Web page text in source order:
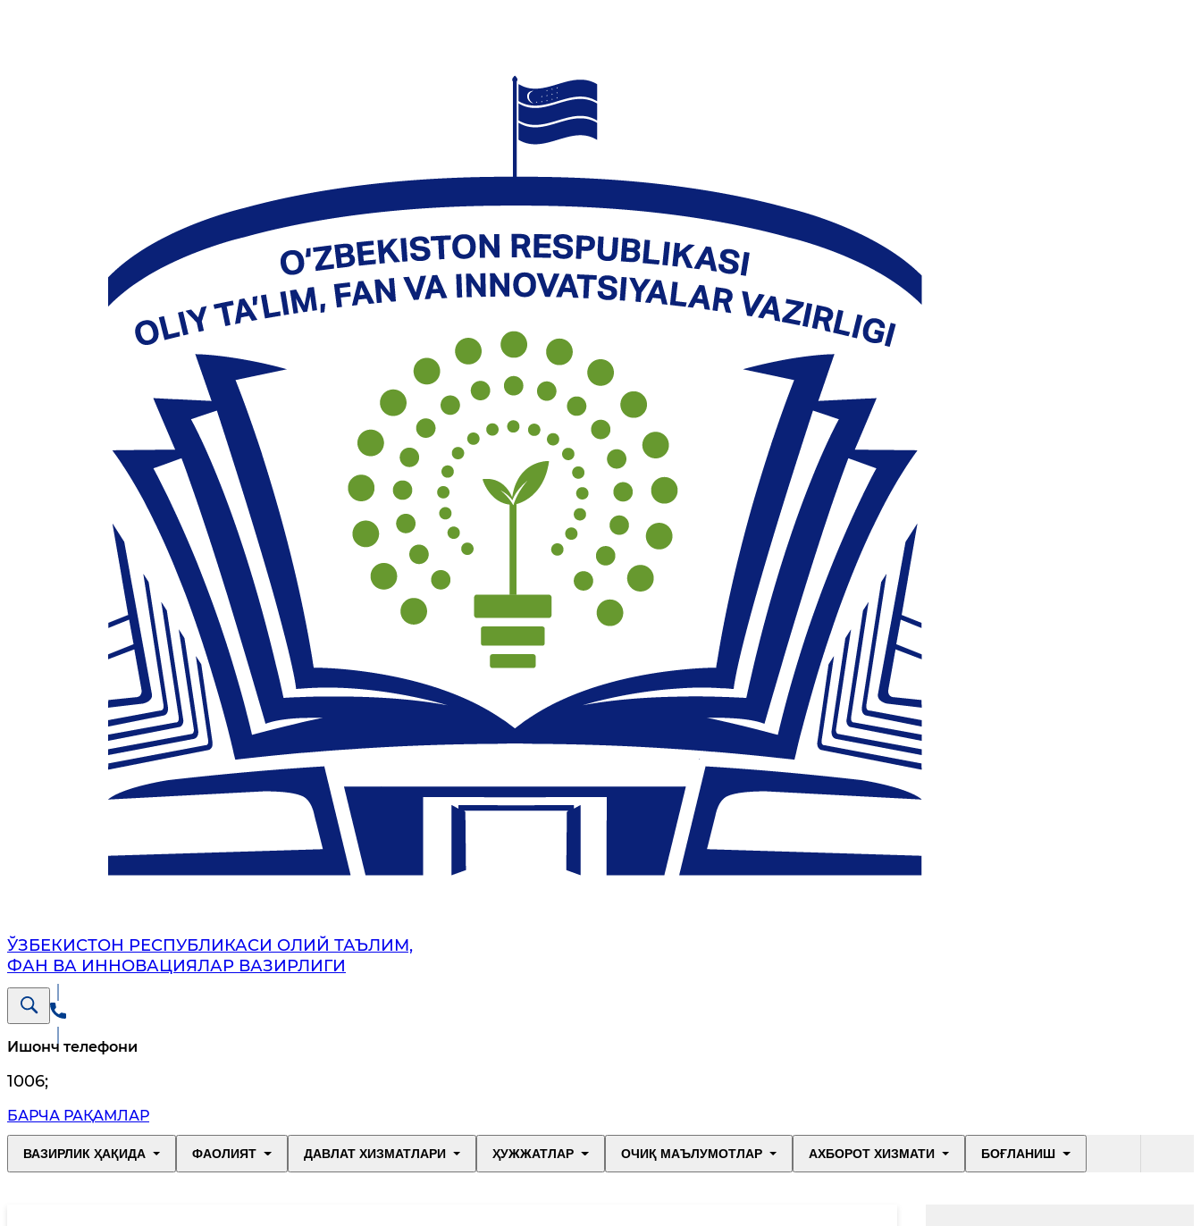
ЎЗБЕКИСТОН РЕСПУБЛИКАСИ ОЛИЙ ТАЪЛИМ,
ФАН ВА ИННОВАЦИЯЛАР ВАЗИРЛИГИ
Ишонч телефони
1006;
БАРЧА РАҚАМЛАР
ВАЗИРЛИК ҲАҚИДА ФАОЛИЯТ ДАВЛАТ ХИЗМАТЛАРИ ҲУЖЖАТЛАР ОЧИҚ МАЪЛУМОТЛАР АХБОРОТ ХИЗМАТИ БОҒЛАНИШ